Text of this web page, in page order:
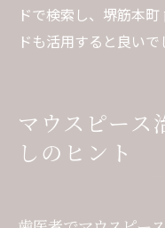
ドで検索し、堺筋本
ドも活用すると良いで
マウスピース
しのヒント